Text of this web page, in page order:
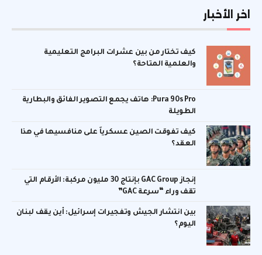
اخر الأخبار
كيف تختار من بين عشرات البرامج التعليمية
والعلمية المتاحة؟
Pura 90s Pro: هاتف يجمع التصوير الفائق والبطارية
الطويلة
كيف تفوقت الصين عسكرياً على منافسيها في هذا
العقد؟
إنجاز GAC Group بإنتاج 30 مليون مركبة: الأرقام التي
تقف وراء “سرعة GAC”
بين انتشار الجيش وتفجيرات إسرائيل: أين يقف لبنان
اليوم؟